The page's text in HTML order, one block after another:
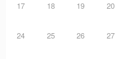
17 18 19 20
24 25 26 27